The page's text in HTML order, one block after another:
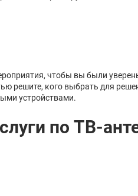
чтобы вы были
решите, кого выбрать для
устройствами.
по ТВ-